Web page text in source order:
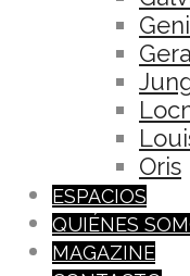
Oris
ESPACIOS
QUIÉNES
MAGAZINE